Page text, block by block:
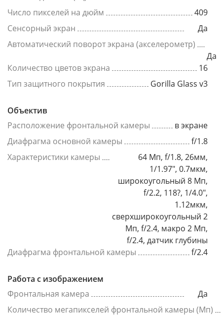
Число пикселей на дюйм
409
Сенсорный экран
Да
Автоматический поворот экрана (акселерометр)
Да
Количество цветов экрана
16
Тип защитного покрытия
Gorilla Glass v3
Объектив
Расположение фронтальной камеры
в экране
Диафрагма основной камеры
f/1.8
Характеристики камеры
64 Мп, f/1.8, 26мм,
1/1.97", 0.7мкм,
широкоугольный 8 Мп,
f/2.2, 118?, 1/4.0",
1.12мкм,
сверхширокоугольный 2
Мп, f/2.4, макро 2 Мп,
f/2.4, датчик глубины
Диафрагма фронтальной камеры
f/2.4
Работа с изображением
Фронтальная камера
Да
Количество мегапикселей фронтальной камеры (Мп)